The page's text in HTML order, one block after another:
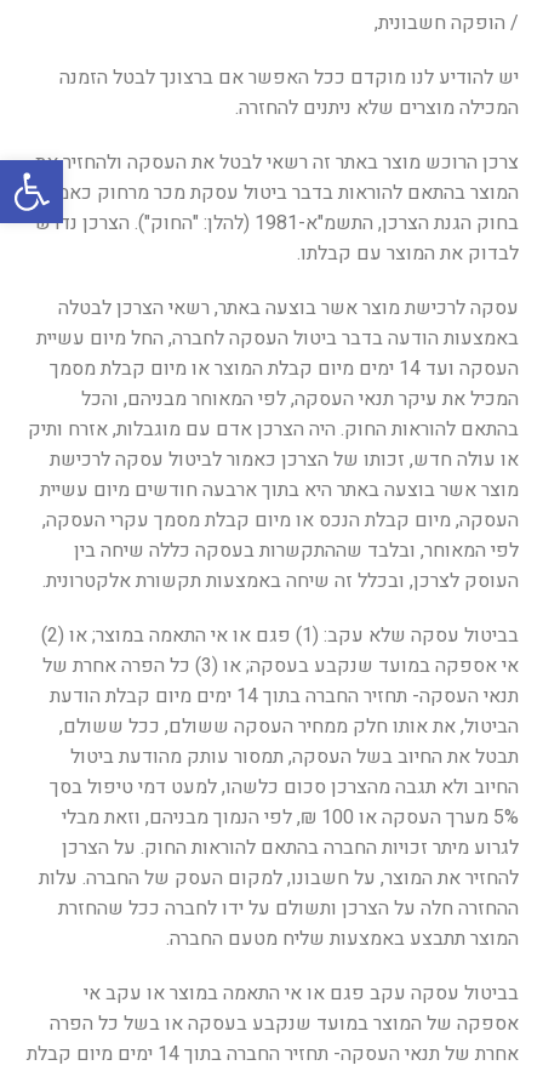
פתח
/ הופקה חשבונית,
יש להודיע לנו מוקדם ככל האפשר אם ברצונך לבטל הזמנה
המכילה מוצרים שלא ניתנים להחזרה.
צרכן הרוכש מוצר באתר זה רשאי לבטל את העסקה ולהחזיר את
המוצר בהתאם להוראות בדבר ביטול עסקת מכר מרחוק כאמור
בחוק הגנת הצרכן, התשמ"א-1981 (להלן: "החוק"). הצרכן נדרש
לבדוק את המוצר עם קבלתו.
עסקה לרכישת מוצר אשר בוצעה באתר, רשאי הצרכן לבטלה
באמצעות הודעה בדבר ביטול העסקה לחברה, החל מיום עשיית
העסקה ועד 14 ימים מיום קבלת המוצר או מיום קבלת מסמך
המכיל את עיקר תנאי העסקה, לפי המאוחר מבניהם, והכל
בהתאם להוראות החוק. היה הצרכן אדם עם מוגבלות, אזרח ותיק
או עולה חדש, זכותו של הצרכן כאמור לביטול עסקה לרכישת
מוצר אשר בוצעה באתר היא בתוך ארבעה חודשים מיום עשיית
העסקה, מיום קבלת הנכס או מיום קבלת מסמך עקרי העסקה,
לפי המאוחר, ובלבד שההתקשרות בעסקה כללה שיחה בין
העוסק לצרכן, ובכלל זה שיחה באמצעות תקשורת אלקטרונית.
בביטול עסקה שלא עקב: (1) פגם או אי התאמה במוצר; או (2)
אי אספקה במועד שנקבע בעסקה; או (3) כל הפרה אחרת של
תנאי העסקה- תחזיר החברה בתוך 14 ימים מיום קבלת הודעת
הביטול, את אותו חלק ממחיר העסקה ששולם, ככל ששולם,
תבטל את החיוב בשל העסקה, תמסור עותק מהודעת ביטול
החיוב ולא תגבה מהצרכן סכום כלשהו, למעט דמי טיפול בסך
5% מערך העסקה או 100 ₪, לפי הנמוך מבניהם, וזאת מבלי
לגרוע מיתר זכויות החברה בהתאם להוראות החוק. על הצרכן
להחזיר את המוצר, על חשבונו, למקום העסק של החברה. עלות
ההחזרה חלה על הצרכן ותשולם על ידו לחברה ככל שהחזרת
המוצר תתבצע באמצעות שליח מטעם החברה.
בביטול עסקה עקב פגם או אי התאמה במוצר או עקב אי
אספקה של המוצר במועד שנקבע בעסקה או בשל כל הפרה
אחרת של תנאי העסקה- תחזיר החברה בתוך 14 ימים מיום קבלת